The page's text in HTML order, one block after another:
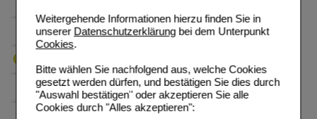
Weitergehende Informationen hierzu finden Sie in
unserer Datenschutzerklärungbei dem Unterpunkt
Cookies.
Bitte wählen Sie nachfolgend aus, welche Cookies
gesetzt werden dürfen, und bestätigen Sie dies durch
"Auswahl bestätigen" oder akzeptieren Sie alle
Cookies durch "Alles akzeptieren":